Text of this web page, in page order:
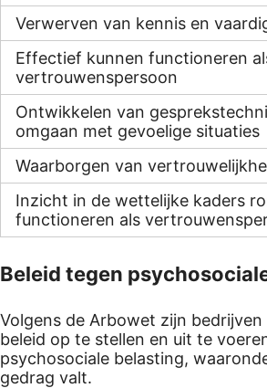
Verwerven van kennis en
Effectief kunnen functioneren
vertrouwenspersoon
Ontwikkelen van
omgaan met gevoelige situaties
Waarborgen van
Inzicht in de wettelijke kaders
functioneren als
Beleid tegen
Volgens de Arbowet zijn
beleid op te stellen en uit te
psychosociale belasting,
gedrag valt.